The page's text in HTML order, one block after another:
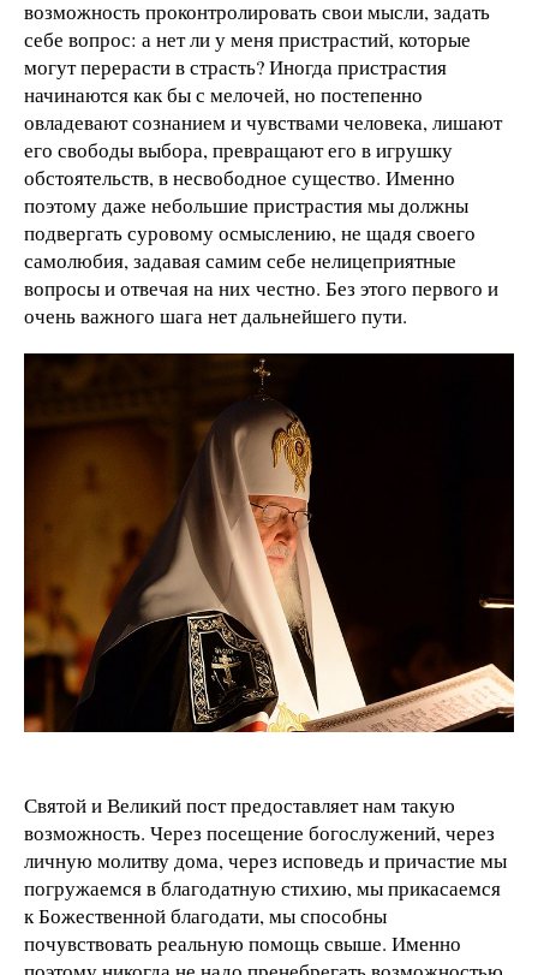
возможность проконтролировать свои мысли, задать
себе вопрос: а нет ли у меня пристрастий, которые
могут перерасти в страсть? Иногда пристрастия
начинаются как бы с мелочей, но постепенно
овладевают сознанием и чувствами человека, лишают
его свободы выбора, превращают его в игрушку
обстоятельств, в несвободное существо. Именно
поэтому даже небольшие пристрастия мы должны
подвергать суровому осмыслению, не щадя своего
самолюбия, задавая самим себе нелицеприятные
вопросы и отвечая на них честно. Без этого первого и
очень важного шага нет дальнейшего пути.
Святой и Великий пост предоставляет нам такую
возможность. Через посещение богослужений, через
личную молитву дома, через исповедь и причастие мы
погружаемся в благодатную стихию, мы прикасаемся
к Божественной благодати, мы способны
почувствовать реальную помощь свыше. Именно